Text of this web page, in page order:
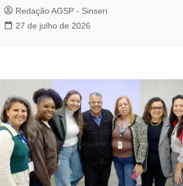
Redação AGSP - Sinseri
27 de julho de 2026